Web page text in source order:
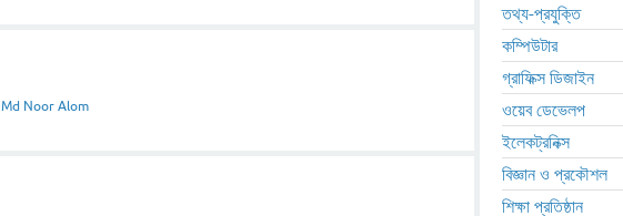
Md Noor Alom
তথ্য-প্রযুক্তি
কম্পিউটার
গ্রাফিক্স ডিজাইন
ওয়েব ডেভেলপ
ইলেকট্রনিক্স
বিজ্ঞান ও প্রকৌশল
শিক্ষা প্রতিষ্ঠান